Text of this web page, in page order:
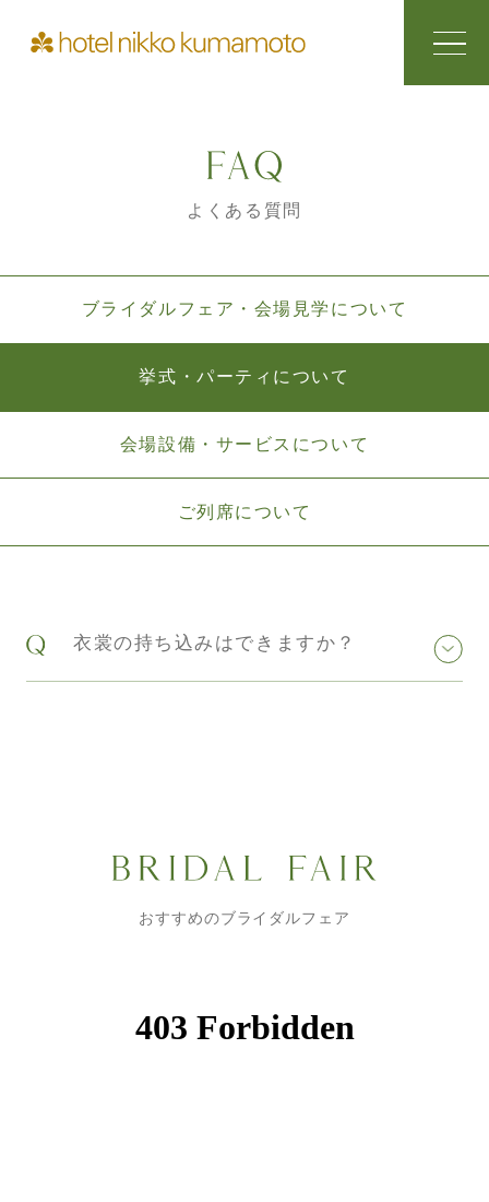
よくある質問
ブライダルフェア・会場見学について
挙式・パーティについて
会場設備・サービスについて
ご列席について
衣裳の持ち込みはできますか？
おすすめのブライダルフェア